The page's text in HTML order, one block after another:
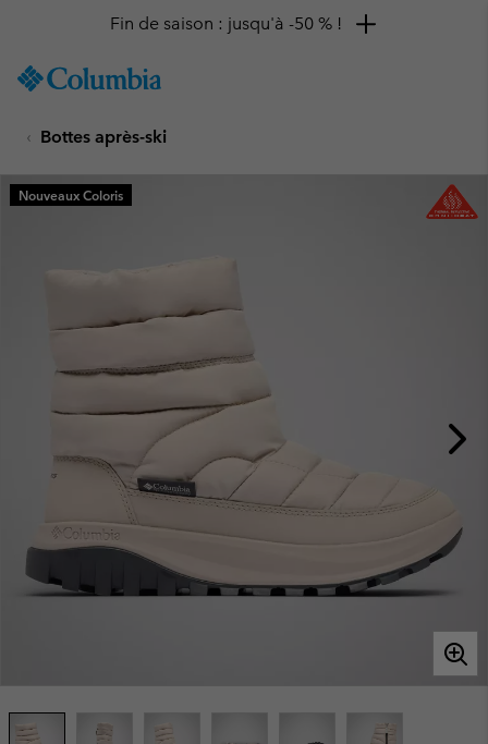
TO
SKIP
MAIN
NAV
Fin de saison : jusqu'à -50 % !
Bottes après-ski
Nouveaux Coloris